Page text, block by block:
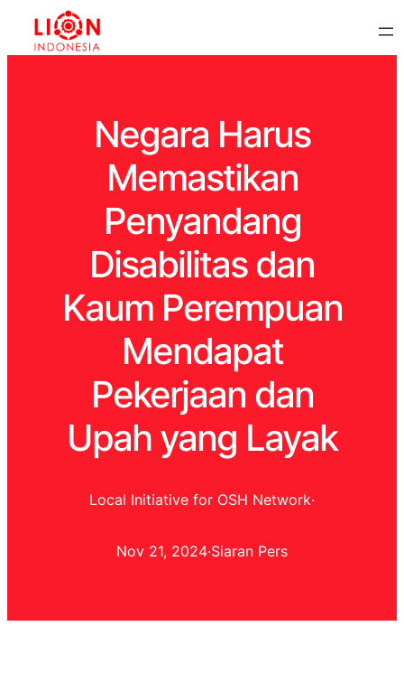
Negara Harus
Memastikan
Penyandang
Disabilitas dan
Kaum Perempuan
Mendapat
Pekerjaan dan
Upah yang Layak
Local Initiative for OSH Network·
Nov 21, 2024·Siaran Pers